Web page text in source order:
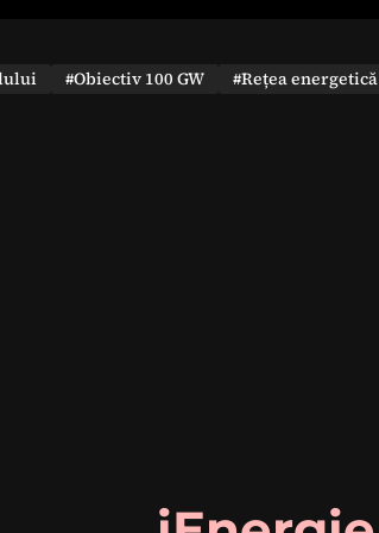
#Obiectiv 100 GW #Rețea energetică